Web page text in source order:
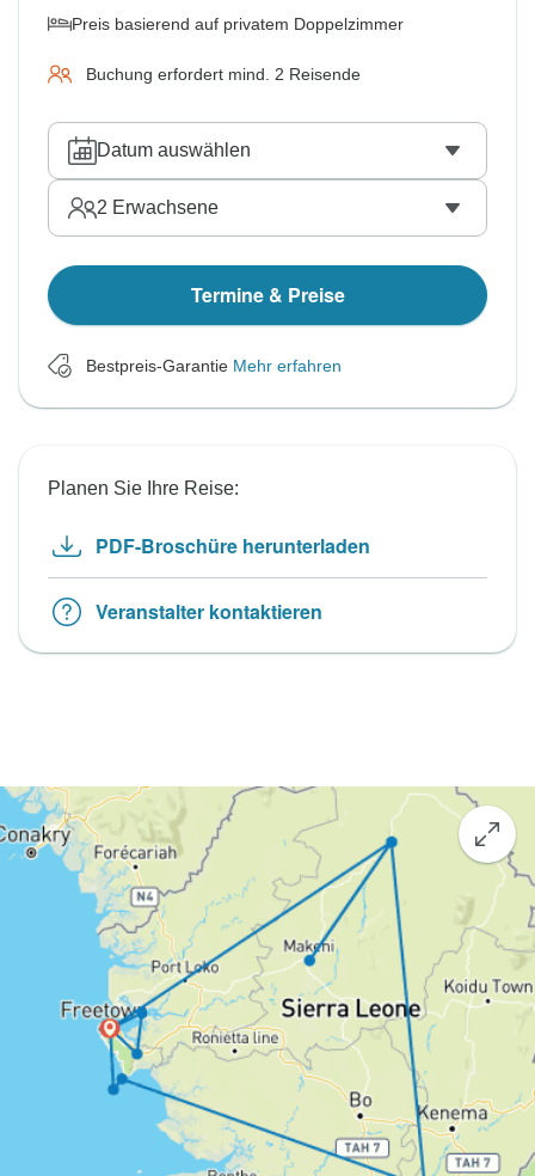
Preis basierend auf privatem Doppelzimmer
Buchung erfordert mind. 2 Reisende
Datum auswählen
2 Erwachsene
Termine & Preise
Bestpreis-Garantie Mehr erfahren
Planen Sie Ihre Reise:
PDF-Broschüre herunterladen
Veranstalter kontaktieren